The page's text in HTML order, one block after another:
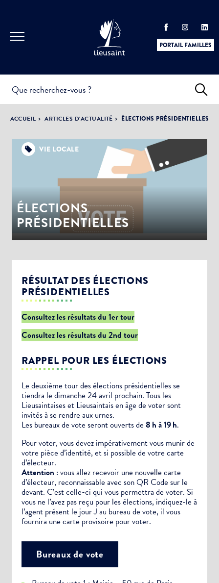
PORTAIL FAMILLES
PRATIQUES &
DÉMARCHES
ACTUALITÉS &
ÉVÈNEMENTS
LA VILLE
DÉMOCRATIE
PARTICIPATIVE
ACCUEIL ARTICLES D'ACTUALITÉ ÉLECTIONS PRÉSIDENTIELLES
VIE LOCALE
ÉLECTIONS
PRÉSIDENTIELLES
RÉSULTAT DES ÉLECTIONS
PRÉSIDENTIELLES
Consultez les résultats du 1er tour
Consultez les résultats du 2nd tour
RAPPEL POUR LES ÉLECTIONS
Le deuxième tour des élections présidentielles se
tiendra le dimanche 24 avril prochain. Tous les
Lieusaintaises et Lieusaintais en âge de voter sont
invités à se rendre aux urnes.
Les bureaux de vote seront ouverts de 8 h à 19 h.
Pour voter, vous devez impérativement vous munir de
votre pièce d’identité, et si possible de votre carte
d’électeur.
Attention : vous allez recevoir une nouvelle carte
d’électeur, reconnaissable avec son QR Code sur le
devant. C’est celle-ci qui vous permettra de voter. Si
vous ne l’avez pas reçu pour les élections, indiquez-le à
l’agent présent le jour J au bureau de vote, il vous
fournira une carte provisoire pour voter.
Bureaux de vote